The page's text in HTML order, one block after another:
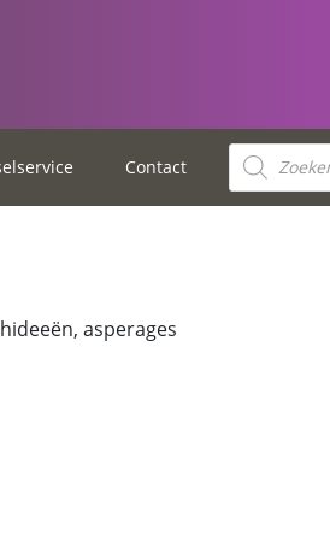
Contact
asperages